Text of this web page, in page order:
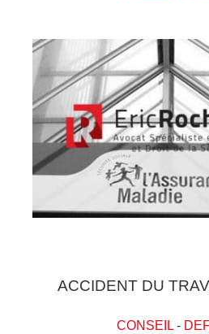
ACCIDENT DU
CONSEIL-